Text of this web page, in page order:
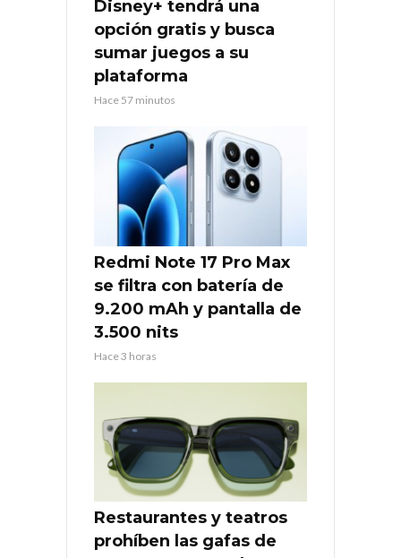
Disney+ tendrá una
opción gratis y busca
sumar juegos a su
plataforma
Hace 57 minutos
Redmi Note 17 Pro Max
se filtra con batería de
9.200 mAh y pantalla de
3.500 nits
Hace 3 horas
Restaurantes y teatros
prohíben las gafas de